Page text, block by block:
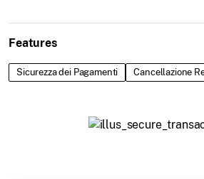
Features
Sicurezza dei Pagamenti Cancellazione